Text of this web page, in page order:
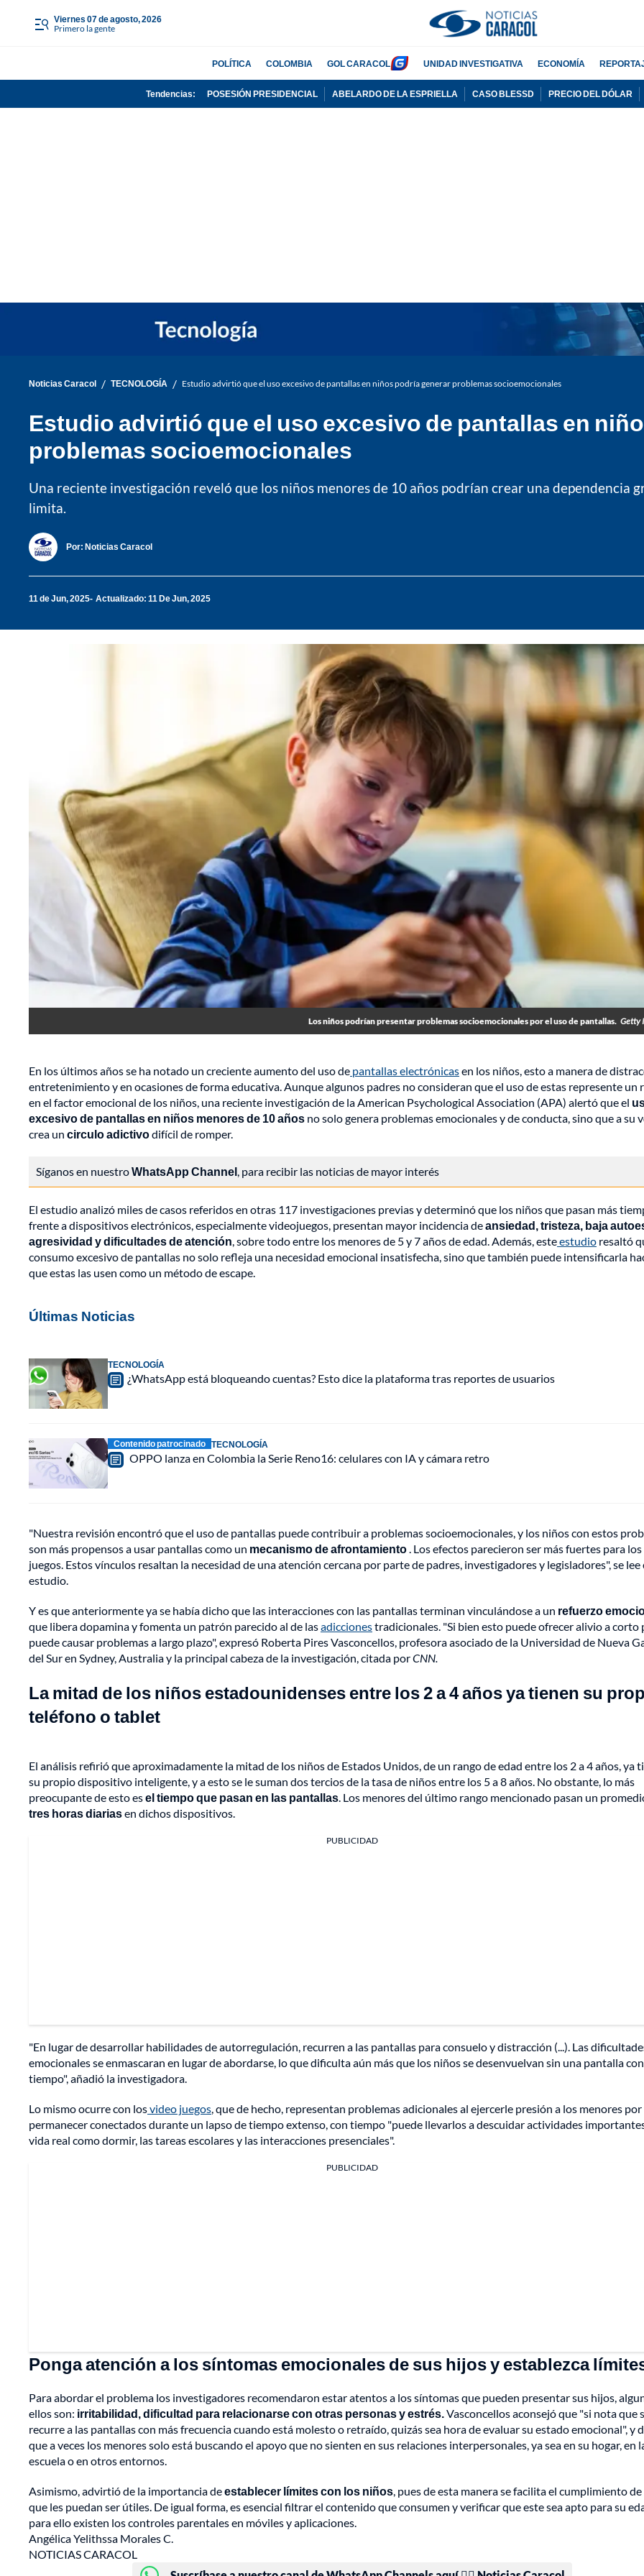
viernes 07 de agosto, 2026
Primero la gente
POLÍTICA COLOMBIA GOL CARACOL UNIDAD INVESTIGATIVA ECONOMÍA
Tendencias: POSESIÓN PRESIDENCIAL ABELARDO DE LA ESPRIELLA CASO BLESSD PRECIO DEL DÓLAR
Noticias Caracol / TECNOLOGÍA / Estudio advirtió que el uso excesivo de pantallas en niños podría generar problemas socioemocionales
Estudio advirtió que el uso excesivo de pantallas en
problemas socioemocionales
Una reciente investigación reveló que los niños menores de 10 años podrían crear una dependencia
limita.
Por: Noticias Caracol
11 de Jun, 2025 Actualizado: 11 De Jun, 2025
Los niños podrían presentar problemas socioemocionales por el uso de pantallas. Getty
En los últimos años se ha notado un creciente aumento del uso de pantallas electrónicasen los niños, esto a manera de
entretenimiento y en ocasiones de forma educativa. Aunque algunos padres no consideran que el uso de estas represente un
en el factor emocional de los niños, una reciente investigación de la American Psychological Association (APA) alertó que el
excesivo de pantallas en niños menores de 10 años no solo genera problemas emocionales y de conducta, sino que a su
crea un circulo adictivodifícil de romper.
Síganos en nuestroWhatsApp Channel, para recibir las noticias de mayor interés
El estudio analizó miles de casos referidos en otras 117 investigaciones previas y determinó que los niños que pasan más
frente a dispositivos electrónicos, especialmente videojuegos, presentan mayor incidencia deansiedad, tristeza, baja
agresividad y dificultades de atención, sobre todo entre los menores de 5 y 7 años de edad. Además, esteestudio resaltó
consumo excesivo de pantallas no solo refleja una necesidad emocional insatisfecha, sino que también puede intensificarla
que estas las usen como un método de escape.
Últimas Noticias
TECNOLOGÍA
¿WhatsApp está bloqueando cuentas? Esto dice la plataforma tras reportes de usuarios
Contenido patrocinado TECNOLOGÍA
OPPO lanza en Colombia la Serie Reno16: celulares con IA y cámara retro
"Nuestra revisión encontró que el uso de pantallas puede contribuir a problemas socioemocionales, y los niños con estos
son más propensos a usar pantallas como un mecanismo de afrontamiento. Los efectos parecieron ser más fuertes para los
juegos. Estos vínculos resaltan la necesidad de una atención cercana por parte de padres, investigadores y legisladores", se lee
estudio.
Y es que anteriormente ya se había dicho que las interacciones con las pantallas terminan vinculándose a un refuerzo
que libera dopamina y fomenta un patrón parecido al de lasadiccionestradicionales. "Si bien esto puede ofrecer alivio a corto
puede causar problemas a largo plazo", expresó Roberta Pires Vasconcellos, profesora asociado de la Universidad de Nueva
del Sur en Sydney, Australia y la principal cabeza de la investigación, citada porCNN.
La mitad de los niños estadounidenses entre los 2 a 4 años ya tienen su
teléfono o tablet
El análisis refirió que aproximadamente la mitad de los niños de Estados Unidos, de un rango de edad entre los 2 a 4 años, ya
su propio dispositivo inteligente, y a esto se le suman dos tercios de la tasa de niños entre los 5 a 8 años. No obstante, lo más
preocupante de esto esel tiempo que pasan en las pantallas. Los menores del último rango mencionado pasan un
tres horas diariasen dichos dispositivos.
PUBLICIDAD
"En lugar de desarrollar habilidades de autorregulación, recurren a las pantallas para consuelo y distracción (...). Las
emocionales se enmascaran en lugar de abordarse, lo que dificulta aún más que los niños se desenvuelvan sin una pantalla
tiempo", añadió la investigadora.
Lo mismo ocurre con losvideo juegos, que de hecho, representan problemas adicionales al ejercerle presión a los menores por
permanecer conectados durante un lapso de tiempo extenso, con tiempo "puede llevarlos a descuidar actividades
vida real como dormir, las tareas escolares y las interacciones presenciales".
PUBLICIDAD
Ponga atención a los síntomas emocionales de sus hijos y establezca
Para abordar el problema los investigadores recomendaron estar atentos a los síntomas que pueden presentar sus hijos,
ellos son: irritabilidad, dificultad para relacionarse con otras personas y estrés.Vasconcellos aconsejó que "si nota que
recurre a las pantallas con más frecuencia cuando está molesto o retraído, quizás sea hora de evaluar su estado emocional", y
que a veces los menores solo está buscando el apoyo que no sienten en sus relaciones interpersonales, ya sea en su hogar, en
escuela o en otros entornos.
Asimismo, advirtió de la importancia deestablecer límites con los niños, pues de esta manera se facilita el cumplimiento
que les puedan ser útiles. De igual forma, es esencial filtrar el contenido que consumen y verificar que este sea apto para su
para ello existen los controles parentales en móviles y aplicaciones.
Angélica Yelithssa Morales C.
NOTICIAS CARACOL